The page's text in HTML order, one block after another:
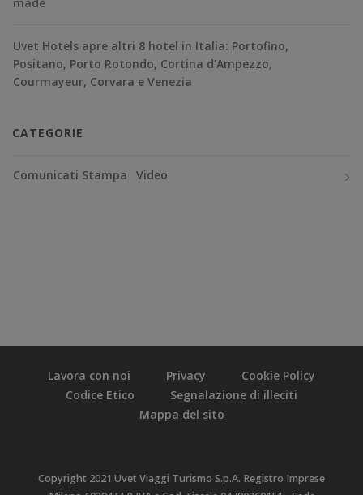
Uvet Hotels apre altri 8 hotel in Italia: Portofino,
Positano, Porto Rotondo, Cortina d’Ampezzo,
Courmayeur, Corvara e Venezia
CATEGORIE
Comunicati Stampa Video
Lavora con noi Privacy
Cookie Policy
Codice Etico
Segnalazione di illeciti
Mappa del sito
Copyright 2021 Uvet Viaggi Turismo S.p.A. Registro Imprese